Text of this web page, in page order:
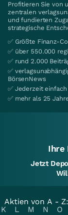
Profitieren Sie von
zentralen
und fundierten
strategische
✅ Größte Finanz-
✅ über 550.000
✅ rund 2.000
✅
BörsenNews
✅ Jederzeit
✅ mehr als 25
Ihre
Jetzt
Aktien von A - Z:
K
L M N O